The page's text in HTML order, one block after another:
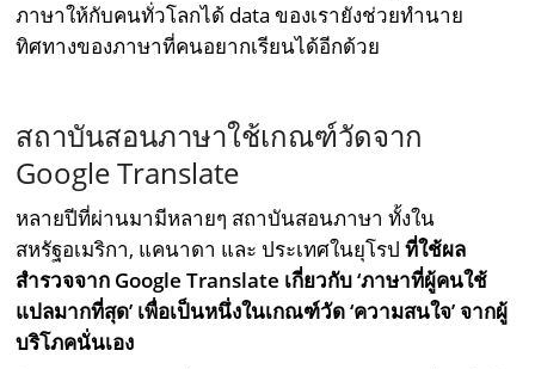
ภาษาให้กับคนทั่วโลกได้ data ของเรายังช่วยทำนาย
ทิศทางของภาษาที่คนอยากเรียนได้อีกด้วย
สถาบันสอนภาษาใช้เกณฑ์วัดจาก
Google Translate
หลายปีที่ผ่านมามีหลายๆ สถาบันสอนภาษา ทั้งใน
สหรัฐอเมริกา, แคนาดา และ ประเทศในยุโรป ที่ใช้ผล
สำรวจจาก Google Translate เกี่ยวกับ ‘ภาษาที่ผู้คนใช้
แปลมากที่สุด’ เพื่อเป็นหนึ่งในเกณฑ์วัด ‘ความสนใจ’ จากผู้
บริโภคนั่นเอง